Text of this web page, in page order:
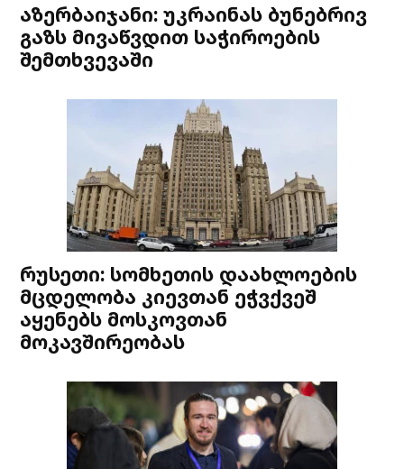
აზერბაიჯანი: უკრაინას ბუნებრივ
გაზს მივაწვდით საჭიროების
შემთხვევაში
რუსეთი: სომხეთის დაახლოების
მცდელობა კიევთან ეჭვქვეშ
აყენებს მოსკოვთან
მოკავშირეობას